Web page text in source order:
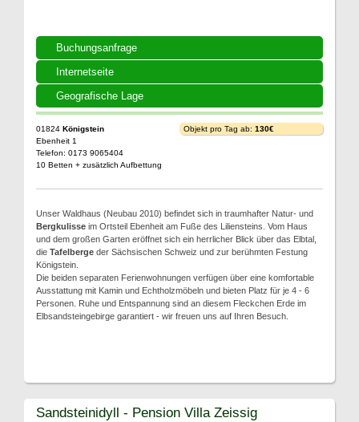
Buchungsanfrage
Internetseite
Geografische Lage
01824 Königstein
Ebenheit 1
Telefon: 0173 9065404
10 Betten + zusätzlich Aufbettung
Objekt pro Tag ab: 130€
Unser Waldhaus (Neubau 2010) befindet sich in traumhafter Natur- und
Bergkulisse im Ortsteil Ebenheit am Fuße des Liliensteins. Vom Haus
und dem großen Garten eröffnet sich ein herrlicher Blick über das Elbtal,
die Tafelberge der Sächsischen Schweiz und zur berühmten Festung
Königstein.
Die beiden separaten Ferienwohnungen verfügen über eine komfortable
Ausstattung mit Kamin und Echtholzmöbeln und bieten Platz für je 4 - 6
Personen. Ruhe und Entspannung sind an diesem Fleckchen Erde im
Elbsandsteingebirge garantiert - wir freuen uns auf Ihren Besuch.
Sandsteinidyll - Pension Villa Zeissig